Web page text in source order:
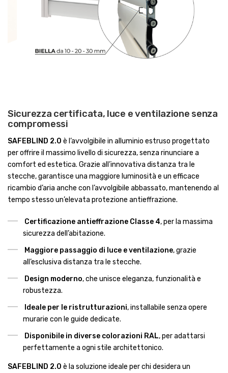
Sicurezza certificata, luce e ventilazione senza
compromessi
SAFEBLIND 2.0 è l’avvolgibile in alluminio estruso progettato
per offrire il massimo livello di sicurezza, senza rinunciare a
comfort ed estetica. Grazie all’innovativa distanza tra le
stecche, garantisce una maggiore luminosità e un efficace
ricambio d’aria anche con l’avvolgibile abbassato, mantenendo al
tempo stesso un’elevata protezione antieffrazione.
Certificazione antieffrazione Classe 4, per la massima
sicurezza dell’abitazione.
Maggiore passaggio di luce e ventilazione, grazie
all’esclusiva distanza tra le stecche.
Design moderno, che unisce eleganza, funzionalità e
robustezza.
Ideale per le ristrutturazioni, installabile senza opere
murarie con le guide dedicate.
Disponibile in diverse colorazioni RAL, per adattarsi
perfettamente a ogni stile architettonico.
SAFEBLIND 2.0 è la soluzione ideale per chi desidera un